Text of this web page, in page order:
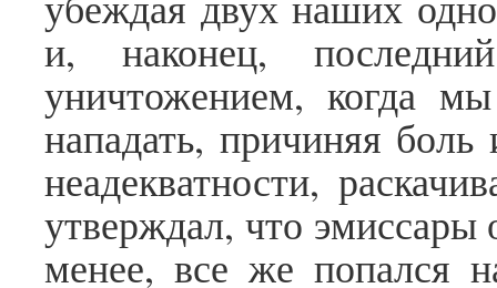
и, наконец,
уничтожением, когда
нападать, причиняя боль
неадекватности,
утверждал, что
менее, все же попался